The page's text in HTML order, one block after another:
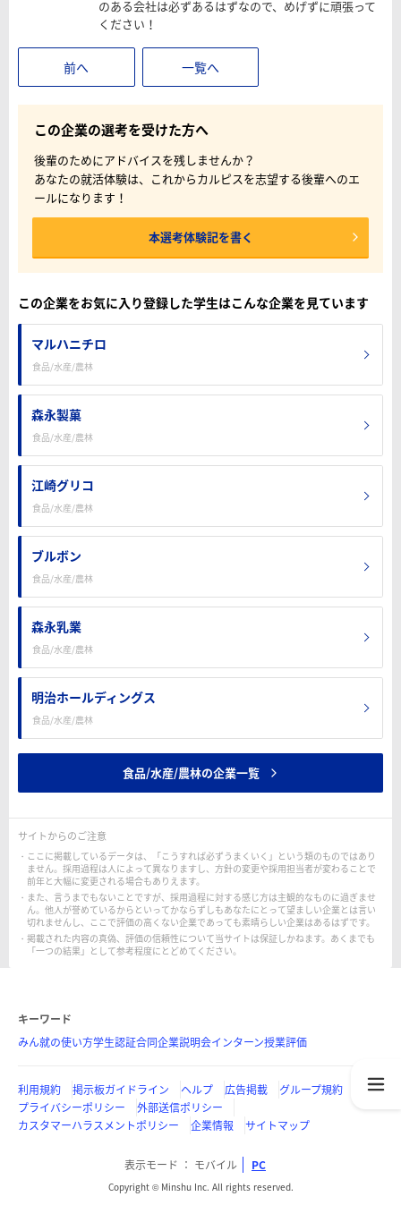
のある会社は必ずあるはずなので、めげずに頑張って
ください！
前へ 一覧へ
この企業の選考を受けた方へ
後輩のためにアドバイスを残しませんか？
あなたの就活体験は、これからカルピスを志望する後輩へのエ
ールになります！
本選考体験記を書く
この企業をお気に入り登録した学生はこんな企業を見ています
マルハニチロ
食品/水産/農林
森永製菓
食品/水産/農林
江崎グリコ
食品/水産/農林
ブルボン
食品/水産/農林
森永乳業
食品/水産/農林
明治ホールディングス
食品/水産/農林
食品/水産/農林の企業一覧
サイトからのご注意
ここに掲載しているデータは、「こうすれば必ずうまくいく」という類のものではあり
ません。採用過程は人によって異なりますし、方針の変更や採用担当者が変わることで
前年と大幅に変更される場合もありえます。
また、言うまでもないことですが、採用過程に対する感じ方は主観的なものに過ぎませ
ん。他人が誉めているからといってかならずしもあなたにとって望ましい企業とは言い
切れませんし、ここで評価の高くない企業であっても素晴らしい企業はあるはずです。
掲載された内容の真偽、評価の信頼性について当サイトは保証しかねます。あくまでも
「一つの結果」として参考程度にとどめてください。
キーワード
みん就の使い方学生認証合同企業説明会インターン授業評価
利用規約 掲示板ガイドライン ヘルプ 広告掲載
グループ規約
プライバシーポリシー
外部送信ポリシー
カスタマーハラスメントポリシー
企業情報 サイトマップ
表示モード モバイル PC
Copyright © Minshu Inc. All rights reserved.